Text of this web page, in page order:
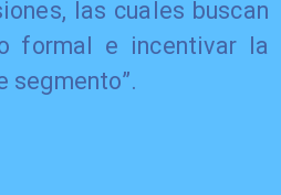
las cuales buscan
formal e incentivar la
segmento”.